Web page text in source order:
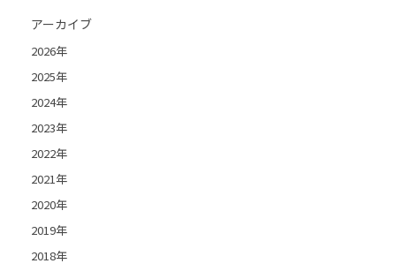
アーカイブ
2026年
2025年
2024年
2023年
2022年
2021年
2020年
2019年
2018年